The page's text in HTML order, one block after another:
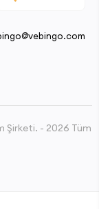
Şirketi. - 2026 Tüm